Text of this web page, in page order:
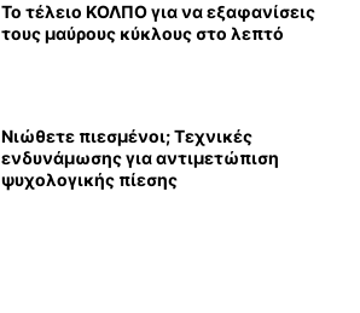
Το τέλειο ΚΟΛΠΟ για να εξαφανίσεις
τους μαύρους κύκλους στο λεπτό
Νιώθετε πιεσμένοι; Τεχνικές
ενδυνάμωσης για αντιμετώπιση
ψυχολογικής πίεσης